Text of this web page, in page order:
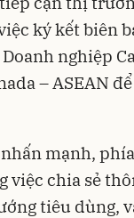
ký kết biên
nghiệp
– ASEAN
mạnh,
việc chia sẻ
tiêu dùng,